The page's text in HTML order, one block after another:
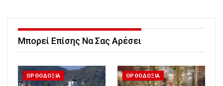
Μπορεί Επίσης Να Σας Αρέσει
ΟΡΘΟΔΟΞΙΑ ΟΡΘΟΔΟΞΙΑ